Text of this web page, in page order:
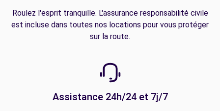
Roulez l'esprit tranquille. L'assurance responsabilité civile
est incluse dans toutes nos locations pour vous protéger
sur la route.
Assistance 24h/24 et 7j/7